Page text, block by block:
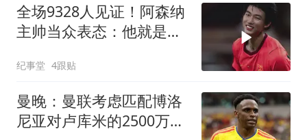
全场9328人见证！阿森纳
主帅当众表态：他就是中
纪事堂 4跟贴
曼晚：曼联考虑匹配博洛
尼亚对卢库米的2500万欧